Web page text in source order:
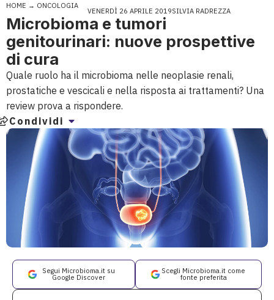
HOME → ONCOLOGIA
VENERDÌ 26 APRILE 2019SILVIA RADREZZA
Microbioma e tumori
genitourinari: nuove prospettive
di cura
Quale ruolo ha il microbioma nelle neoplasie renali,
prostatiche e vescicali e nella risposta ai trattamenti? Una
review prova a rispondere.
Condividi
Segui Microbioma.it su
Google Discover
Scegli Microbioma.it come
fonte preferita